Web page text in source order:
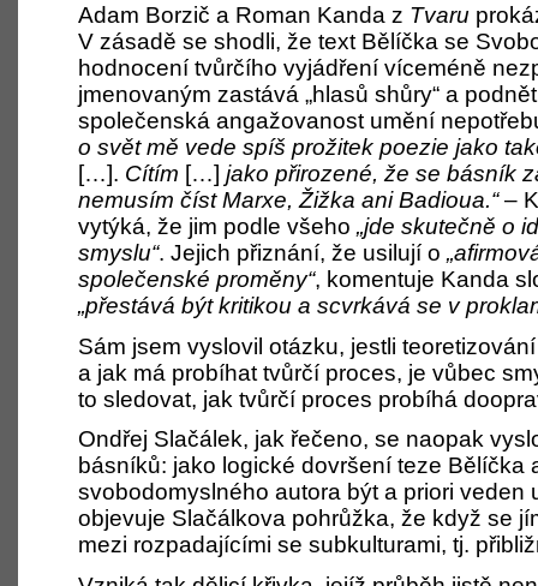
Adam Borzič a Roman Kanda z Tvaru
V zásadě se shodli, že text Bělíčka se
hodnocení tvůrčího vyjádření víceméně
jmenovaným zastává „hlasů shůry“ a
společenská angažovanost umění
o svět mě vede spíš prožitek poezie jako
[…]. Cítím […] jako přirozené, že se básník
nemusím číst Marxe, Žižka ani Badioua.“–
vytýká, že jim podle všeho „jde skutečně o
smyslu“. Jejich přiznání, že usilují o
společenské proměny“, komentuje Kanda
„přestává být kritikou a scvrkává se v
Sám jsem vyslovil otázku, jestli
a jak má probíhat tvůrčí proces, je vůbec
to sledovat, jak tvůrčí proces probíhá
Ondřej Slačálek, jak řečeno, se naopak
básníků: jako logické dovršení teze Bělíčka
svobodomyslného autora být a priori veden
objevuje Slačálkova pohrůžka, že když se
mezi rozpadajícími se subkulturami, tj.